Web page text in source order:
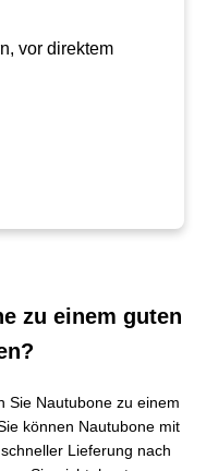
vor direktem
zu einem guten
Sie Nautubone zu einem
Sie können Nautubone mit
Lieferung nach